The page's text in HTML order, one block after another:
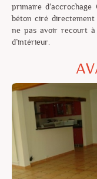
primaire
béton ciré
ne pas avoir recourt
d’intérieur.